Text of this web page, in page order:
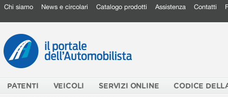
Chi siamo News e circolari Catalogo prodotti Assistenza Contatti
PATENTI VEICOLI SERVIZI ONLINE CODICE